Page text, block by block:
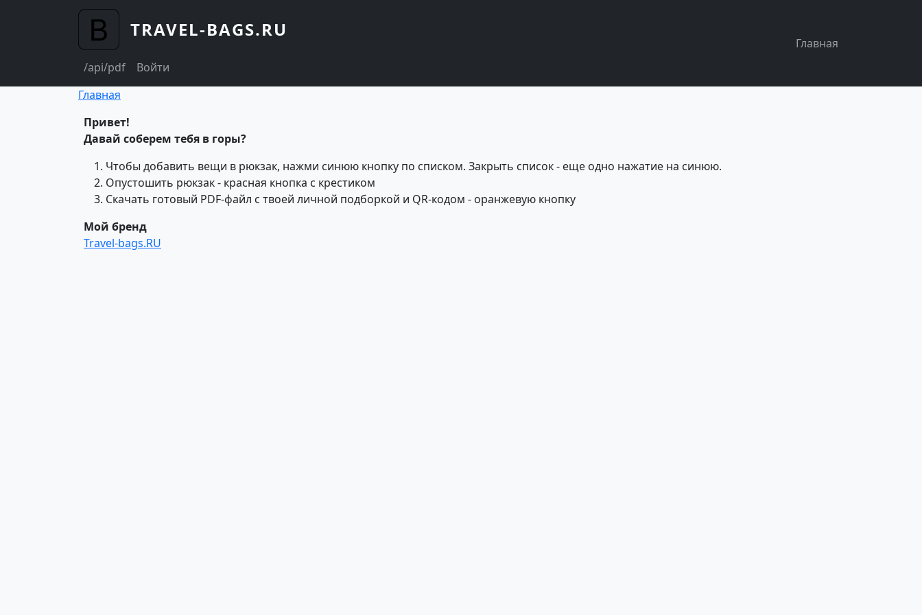
Перейти к основному содержанию
TRAVEL-BAGS.RU
usermenu
/api/pdf Войти
Основная
Главная
Строка навигации
Главная
Привет!
Давай соберем тебя в горы?
Чтобы добавить вещи в рюкзак, нажми синюю кнопку по списком. Закрыть список - еще одно нажатие на синюю.
Опустошить рюкзак - красная кнопка с крестиком
Скачать готовый PDF-файл с твоей личной подборкой и QR-кодом - оранжевую кнопку
Мой бренд
Travel-bags.RU